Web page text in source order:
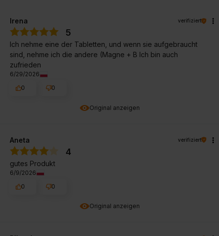
Original anzeigen
Irena verifiziert
5
Ich nehme eine der Tabletten, und wenn sie aufgebraucht
sind, nehme ich die andere (Magne + B Ich bin auch
zufrieden
6/29/2026
0
0
Original anzeigen
Aneta verifiziert
4
gutes Produkt
6/9/2026
0
0